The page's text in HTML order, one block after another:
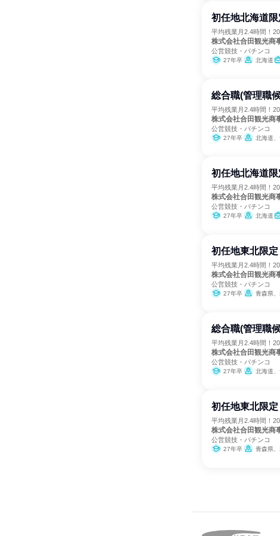
初任地北海道
平均残業月2.4時間！
株式会社合田観光商
公営競技・パチンコ
27年卒 北海道
総合職(管理職
平均残業月2.4時間！
株式会社合田観光商
公営競技・パチンコ
27年卒 北海道
初任地北海道
平均残業月2.4時間！
株式会社合田観光商
公営競技・パチンコ
27年卒 北海道
初任地東北限
平均残業月2.4時間！
株式会社合田観光商
公営競技・パチンコ
27年卒 青森県
総合職(管理職
平均残業月2.4時間！
株式会社合田観光商
公営競技・パチンコ
27年卒 北海道
初任地東北限
平均残業月2.4時間！
株式会社合田観光商
公営競技・パチンコ
27年卒 青森県